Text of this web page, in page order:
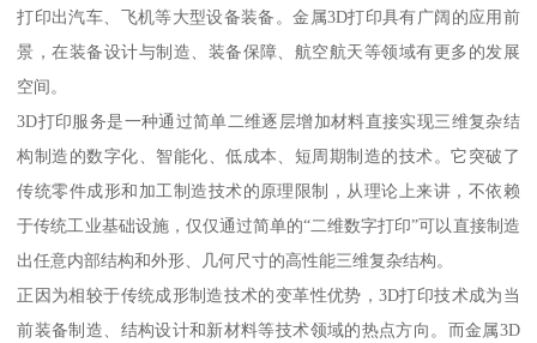
打印出汽车、飞机等大型设备装备。金属3D打印具有广阔的应用前
景，在装备设计与制造、装备保障、航空航天等领域有更多的发展
空间。
3D打印服务是一种通过简单二维逐层增加材料直接实现三维复杂结
构制造的数字化、智能化、低成本、短周期制造的技术。它突破了
传统零件成形和加工制造技术的原理限制，从理论上来讲，不依赖
于传统工业基础设施，仅仅通过简单的“二维数字打印”可以直接制造
出任意内部结构和外形、几何尺寸的高性能三维复杂结构。
正因为相较于传统成形制造技术的变革性优势，3D打印技术成为当
前装备制造、结构设计和新材料等技术领域的热点方向。而金属3D